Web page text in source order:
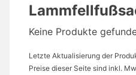
Keine Produkte
Letzte Aktualisierung der
Preise dieser Seite sind inkl.